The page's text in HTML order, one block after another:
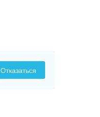
Отказаться